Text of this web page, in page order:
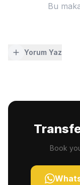
Bu
Yorum Yaz
Book